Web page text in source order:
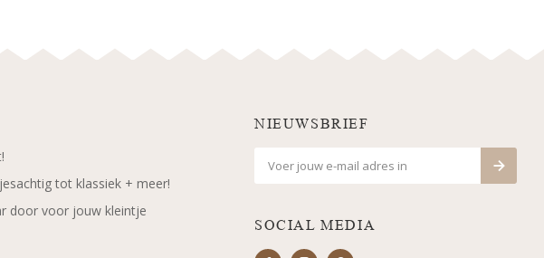
tot klassiek + meer!
door voor jouw kleintje
NIEUWSBRIEF
SOCIAL MEDIA